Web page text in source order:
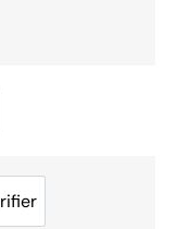
clarifier